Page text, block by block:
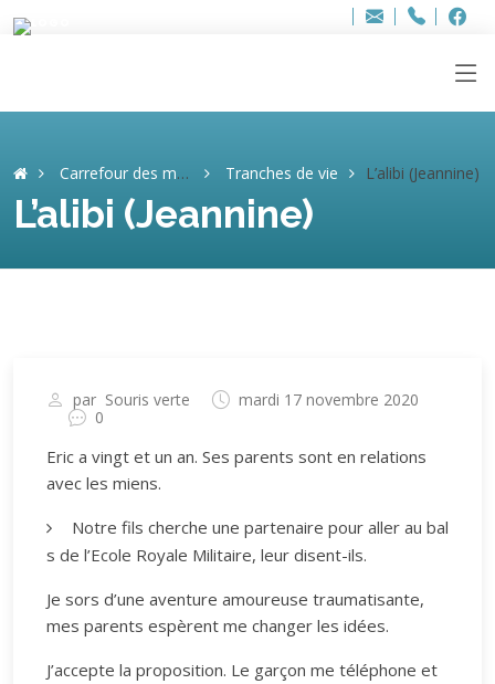
Adresse
info..hâthe..
Tel.
Tel.
Carrefour des mémoires Tranches de vie L’alibi (Jeannine)
L’alibi (Jeannine)
par Souris verte
mardi 17 novembre 2020
0
Eric a vingt et un an. Ses parents sont en relations
avec les miens.
Notre fils cherche une partenaire pour aller au bal
s de l’Ecole Royale Militaire, leur disent-ils.
Je sors d’une aventure amoureuse traumatisante,
mes parents espèrent me changer les idées.
J’accepte la proposition. Le garçon me téléphone et